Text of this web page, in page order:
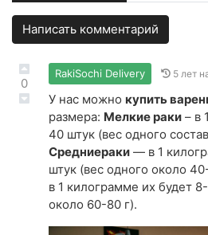
Написать комментарий
0
RakiSochi Delivery 5 лет
У нас можно купить
размера: Мелкие раки – в
40 штук (вес одного
Средниераки — в 1
штук (вес одного около
в 1 килограмме их будет
около 60-80 г).